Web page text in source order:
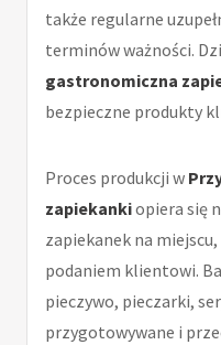
także regularne
terminów ważności.
gastronomiczna
bezpieczne produkty
Proces produkcji w
zapiekankiopiera się
zapiekanek na
podaniem klientowi.
pieczywo, pieczarki,
przygotowywane i